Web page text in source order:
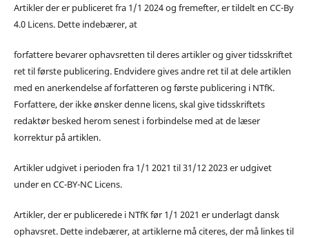
Artikler der er publiceret fra 1/1 2024 og fremefter, er tildelt en CC-By
4.0 Licens. Dette indebærer, at
forfattere bevarer ophavsretten til deres artikler og giver tidsskriftet
ret til første publicering. Endvidere gives andre ret til at dele artiklen
med en anerkendelse af forfatteren og første publicering i NTfK.
Forfattere, der ikke ønsker denne licens, skal give tidsskriftets
redaktør besked herom senest i forbindelse med at de læser
korrektur på artiklen.
Artikler udgivet i perioden fra 1/1 2021 til 31/12 2023 er udgivet
under en CC-BY-NC Licens.
Artikler, der er publicerede i NTfK før 1/1 2021 er underlagt dansk
ophavsret. Dette indebærer, at artiklerne må citeres, der må linkes til